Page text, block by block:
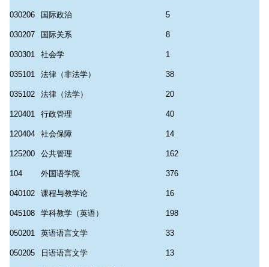
030206 国际政治 5
030207 国际关系 8
030301 社会学 1
035101 法律（非法学） 38
035102 法律（法学） 20
120401 行政管理 40
120404 社会保障 14
125200 公共管理 162
104 外国语学院 376
040102 课程与教学论 16
045108 学科教学（英语） 198
050201 英语语言文学 33
050205 日语语言文学 13